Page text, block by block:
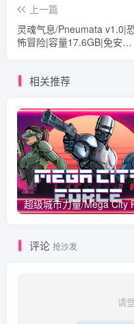
上一篇
灵魂气息/Pneumata v1.0|
怖冒险|容量17.6GB|免安装
相关推荐
评论 抢沙发
请